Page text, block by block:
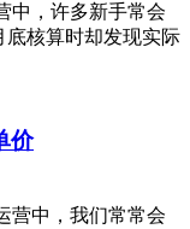
中，许多新手常会
底核算时却发现实际
价
营中，我们常常会